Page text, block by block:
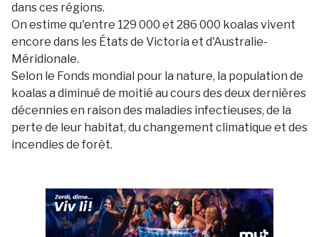
dans ces régions.
On estime qu'entre 129 000 et 286 000 koalas vivent
encore dans les États de Victoria et d'Australie-
Méridionale.
Selon le Fonds mondial pour la nature, la population de
koalas a diminué de moitié au cours des deux dernières
décennies en raison des maladies infectieuses, de la
perte de leur habitat, du changement climatique et des
incendies de forêt.